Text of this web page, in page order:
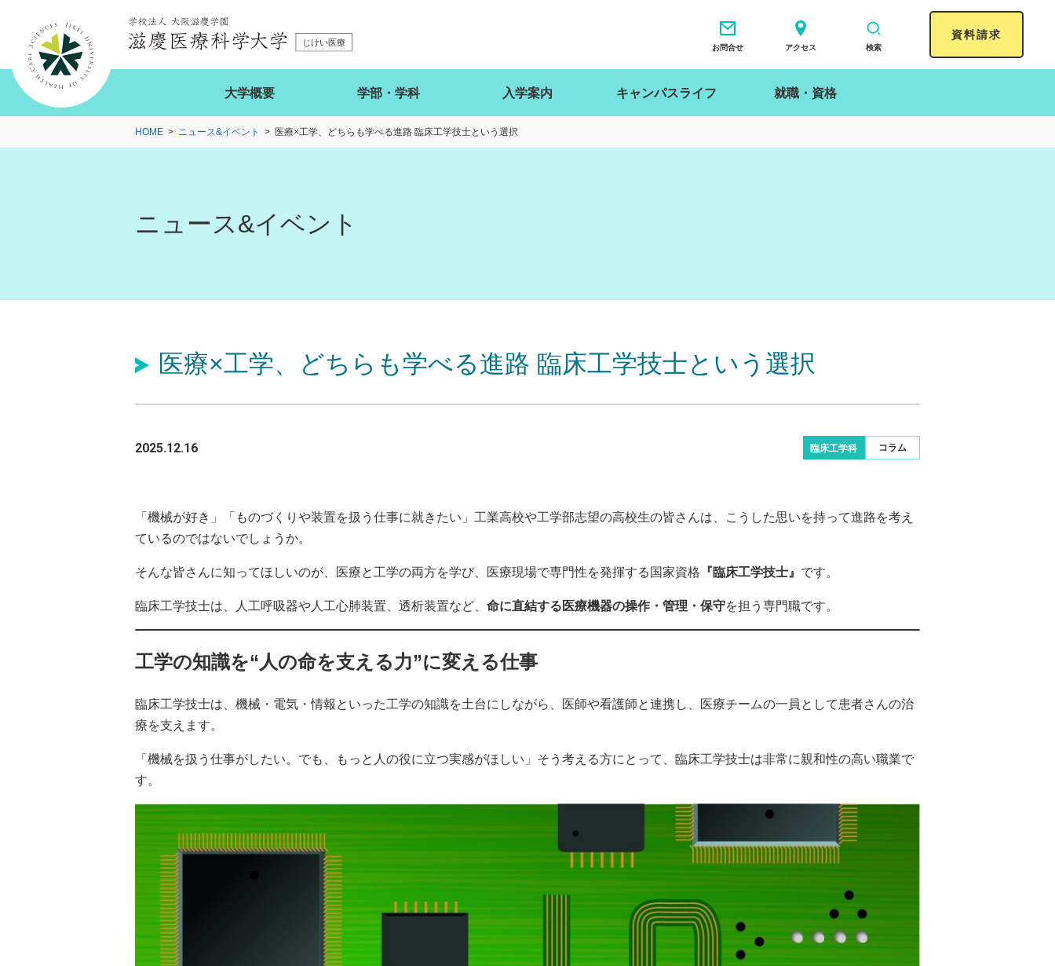
お問合せ アクセス 検索
資料請求
大学概要 学部・学科 入学案内 キャンパスライフ 就職・資格
HOME ニュース&イベント 医療×工学、どちらも学べる進路 臨床工学技士という選択
ニュース&イベント
医療×工学、どちらも学べる進路 臨床工学技士という選択
2025.12.16 臨床工学科 コラム
「機械が好き」「ものづくりや装置を扱う仕事に就きたい」工業高校や工学部志望の高校生の皆さんは、こうした思いを持って進路を考え
ているのではないでしょうか。
そんな皆さんに知ってほしいのが、医療と工学の両方を学び、医療現場で専門性を発揮する国家資格 『臨床工学技士』 です。
臨床工学技士は、人工呼吸器や人工心肺装置、透析装置など、 命に直結する医療機器の操作・管理・保守を担う専門職です。
工学の知識を“人の命を支える力”に変える仕事
臨床工学技士は、機械・電気・情報といった工学の知識を土台にしながら、医師や看護師と連携し、医療チームの一員として患者さんの治
療を支えます。
「機械を扱う仕事がしたい。でも、もっと人の役に立つ実感がほしい」そう考える方にとって、臨床工学技士は非常に親和性の高い職業で
す。